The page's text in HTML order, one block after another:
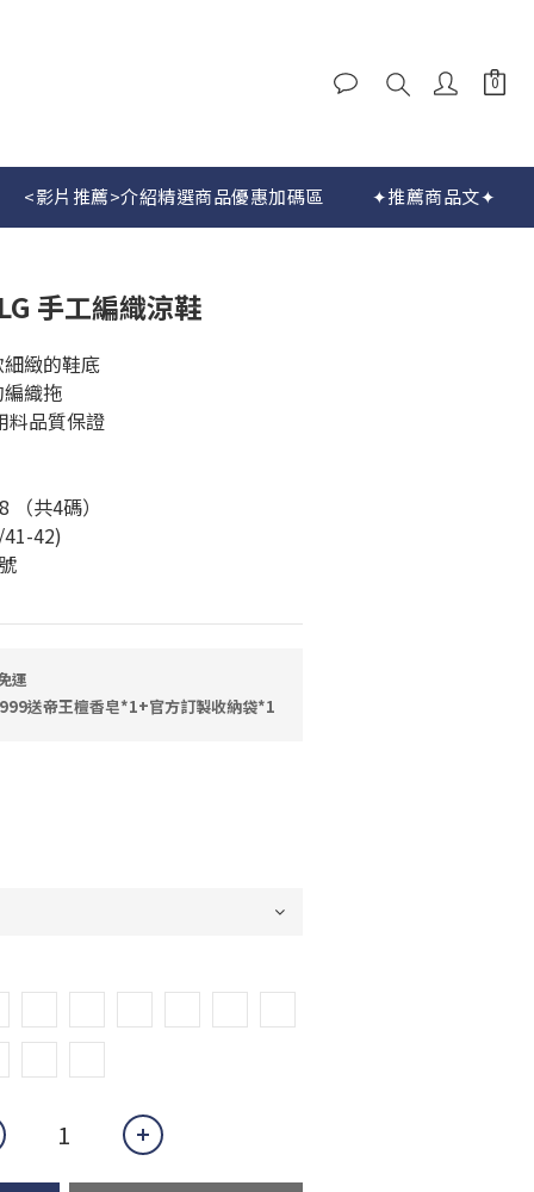
<影片推薦>介紹精選商品優惠加碼區 ✦推薦商品文✦
手工編織涼鞋
緻的鞋底
織拖
料品質保證
共4碼）
42)
運
送帝王檀香皂*1+官方訂製收納袋*1